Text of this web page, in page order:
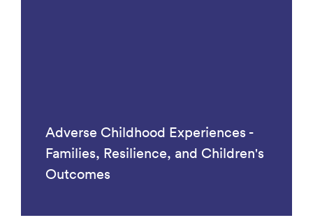
Adverse Childhood Experiences -
Families, Resilience, and Children's
Outcomes